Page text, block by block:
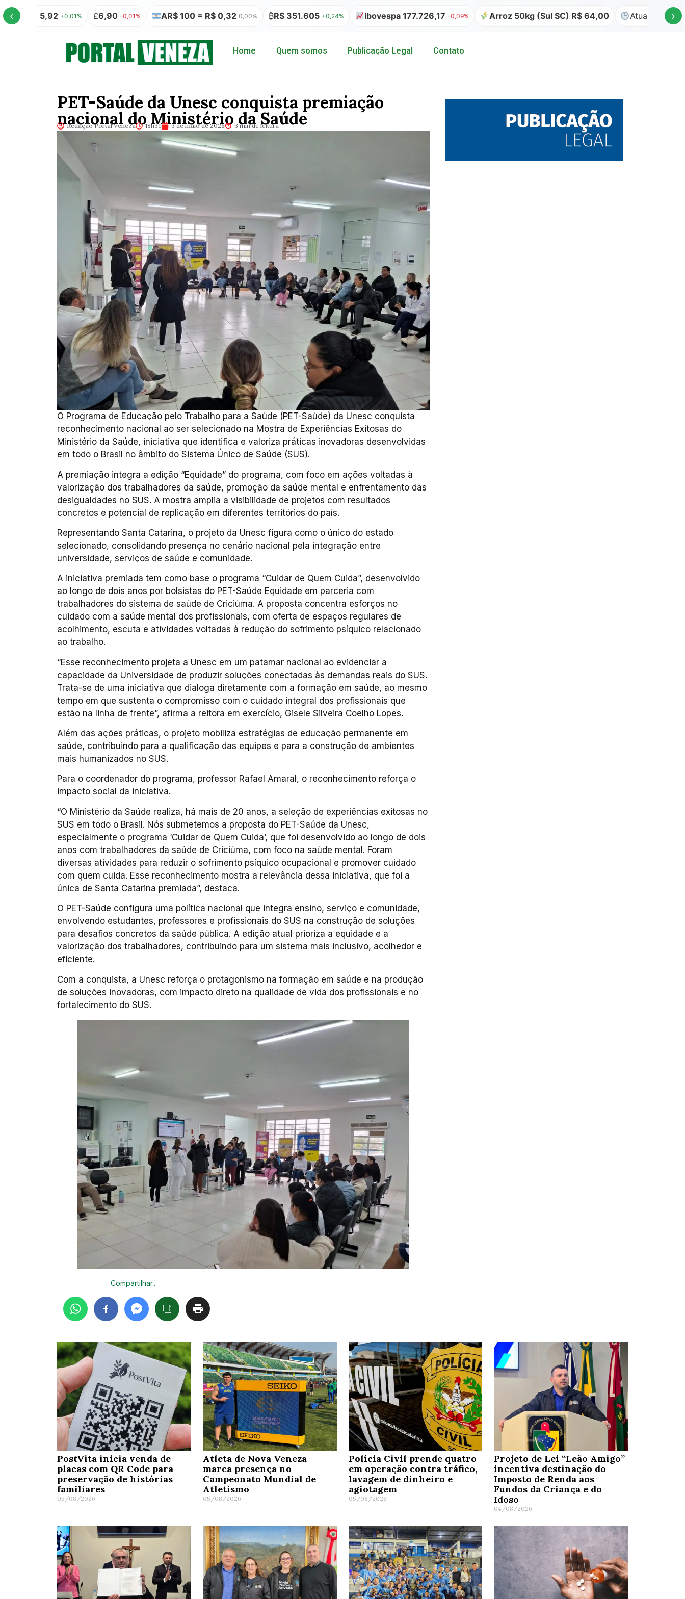
‹
5,92 +0,01% £6,90 -0,01% AR$ 100 = R$ 0,32 0,00% ₿ R$ 351.605 +0,24% Ibovespa 177.726,17 -0,09% Arroz 50kg (Sul SC) R$ 64,00 Atualizado em 06/08
›
Home Quem somos Publicação Legal Contato
PET-Saúde da Unesc conquista premiação
nacional do Ministério da Saúde
Redação Portal Veneza 18h39 3 de maio de 2026 3 min de leitura
O Programa de Educação pelo Trabalho para a Saúde (PET-Saúde) da Unesc conquista
reconhecimento nacional ao ser selecionado na Mostra de Experiências Exitosas do
Ministério da Saúde, iniciativa que identifica e valoriza práticas inovadoras desenvolvidas
em todo o Brasil no âmbito do Sistema Único de Saúde (SUS).
A premiação integra a edição “Equidade” do programa, com foco em ações voltadas à
valorização dos trabalhadores da saúde, promoção da saúde mental e enfrentamento das
desigualdades no SUS. A mostra amplia a visibilidade de projetos com resultados
concretos e potencial de replicação em diferentes territórios do país.
Representando Santa Catarina, o projeto da Unesc figura como o único do estado
selecionado, consolidando presença no cenário nacional pela integração entre
universidade, serviços de saúde e comunidade.
A iniciativa premiada tem como base o programa “Cuidar de Quem Cuida”, desenvolvido
ao longo de dois anos por bolsistas do PET-Saúde Equidade em parceria com
trabalhadores do sistema de saúde de Criciúma. A proposta concentra esforços no
cuidado com a saúde mental dos profissionais, com oferta de espaços regulares de
acolhimento, escuta e atividades voltadas à redução do sofrimento psíquico relacionado
ao trabalho.
“Esse reconhecimento projeta a Unesc em um patamar nacional ao evidenciar a
capacidade da Universidade de produzir soluções conectadas às demandas reais do SUS.
Trata-se de uma iniciativa que dialoga diretamente com a formação em saúde, ao mesmo
tempo em que sustenta o compromisso com o cuidado integral dos profissionais que
estão na linha de frente”, afirma a reitora em exercício, Gisele Silveira Coelho Lopes.
Além das ações práticas, o projeto mobiliza estratégias de educação permanente em
saúde, contribuindo para a qualificação das equipes e para a construção de ambientes
mais humanizados no SUS.
Para o coordenador do programa, professor Rafael Amaral, o reconhecimento reforça o
impacto social da iniciativa.
“O Ministério da Saúde realiza, há mais de 20 anos, a seleção de experiências exitosas no
SUS em todo o Brasil. Nós submetemos a proposta do PET-Saúde da Unesc,
especialmente o programa ‘Cuidar de Quem Cuida’, que foi desenvolvido ao longo de dois
anos com trabalhadores da saúde de Criciúma, com foco na saúde mental. Foram
diversas atividades para reduzir o sofrimento psíquico ocupacional e promover cuidado
com quem cuida. Esse reconhecimento mostra a relevância dessa iniciativa, que foi a
única de Santa Catarina premiada”, destaca.
O PET-Saúde configura uma política nacional que integra ensino, serviço e comunidade,
envolvendo estudantes, professores e profissionais do SUS na construção de soluções
para desafios concretos da saúde pública. A edição atual prioriza a equidade e a
valorização dos trabalhadores, contribuindo para um sistema mais inclusivo, acolhedor e
eficiente.
Com a conquista, a Unesc reforça o protagonismo na formação em saúde e na produção
de soluções inovadoras, com impacto direto na qualidade de vida dos profissionais e no
fortalecimento do SUS.
Compartilhar...
PostVita inicia venda de
placas com QR Code para
preservação de histórias
familiares
05/08/2026
Atleta de Nova Veneza
marca presença no
Campeonato Mundial de
Atletismo
05/08/2026
Polícia Civil prende quatro
em operação contra tráfico,
lavagem de dinheiro e
agiotagem
05/08/2026
Projeto de Lei “Leão Amigo”
incentiva destinação do
Imposto de Renda aos
Fundos da Criança e do
Idoso
04/08/2026